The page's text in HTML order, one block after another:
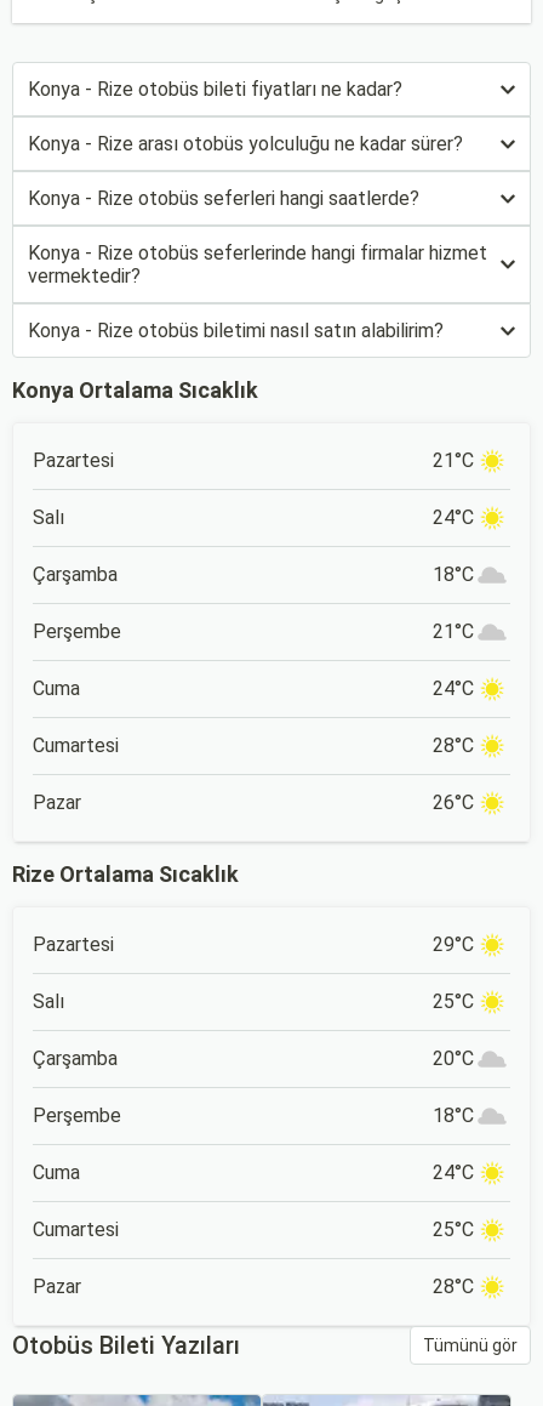
Konya - Rize otobüs bileti fiyatları ne kadar?
Konya - Rize arası otobüs yolculuğu ne kadar sürer?
Konya - Rize otobüs seferleri hangi saatlerde?
Konya - Rize otobüs seferlerinde hangi firmalar hizmet
vermektedir?
Konya - Rize otobüs biletimi nasıl satın alabilirim?
Konya Ortalama Sıcaklık
Pazartesi 21°C
Salı 24°C
Çarşamba 18°C
Perşembe 21°C
Cuma 24°C
Cumartesi 28°C
Pazar 26°C
Rize Ortalama Sıcaklık
Pazartesi 29°C
Salı 25°C
Çarşamba 20°C
Perşembe 18°C
Cuma 24°C
Cumartesi 25°C
Pazar 28°C
Otobüs Bileti Yazıları Tümünü gör